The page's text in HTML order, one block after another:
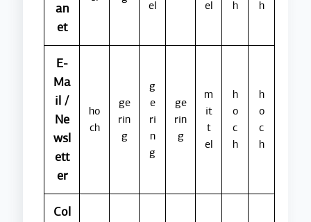
an
et
el
el
h
h
E-
Ma
il /
Ne
wsl
ett
er
ho
ch
ge
rin
g
g
e
ri
n
g
ge
rin
g
m
it
t
el
h
o
c
h
h
o
c
h
Col